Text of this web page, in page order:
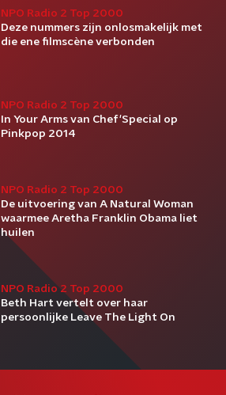
NPO Radio 2 Top 2000
Deze nummers zijn onlosmakelijk met
die ene filmscène verbonden
NPO Radio 2 Top 2000
In Your Arms van Chef'Special op
Pinkpop 2014
NPO Radio 2 Top 2000
De uitvoering van A Natural Woman
waarmee Aretha Franklin Obama liet
huilen
NPO Radio 2 Top 2000
Beth Hart vertelt over haar
persoonlijke Leave The Light On